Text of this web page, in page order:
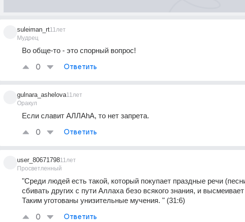
suleiman_rt
Мудрец
11лет
Во обще-то - это спорный вопрос!
0 Ответить
gulnara_ashelova
Оракул
11лет
Если славит АЛЛАhА, то нет запрета.
0 Ответить
user_80671798
Просветленный
11лет
"Среди людей есть такой, который покупает праздные речи
сбивать других с пути Аллаха безо всякого знания, и
Таким уготованы унизительные мучения. " (31:6)
0 Ответить